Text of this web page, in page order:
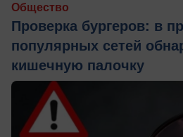
Общество
Проверка бургеров: в
популярных сетей
кишечную палочку